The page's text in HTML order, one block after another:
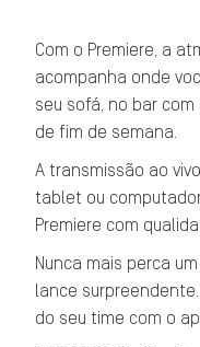
Com o Premiere, a
acompanha onde
seu sofá, no bar
de fim de semana.
A transmissão ao
tablet ou
Premiere com
Nunca mais perca
lance
do seu time com o